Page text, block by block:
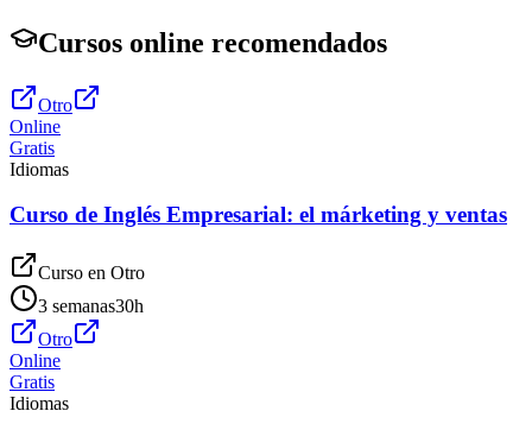
Cursos online recomendados
Otro
Online
Gratis
Idiomas
Curso de Inglés Empresarial: el márketing y ventas
Curso en Otro
3 semanas30h
Otro
Online
Gratis
Idiomas